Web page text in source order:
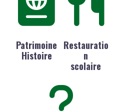
Patrimoine
Histoire
Restauratio
n
scolaire